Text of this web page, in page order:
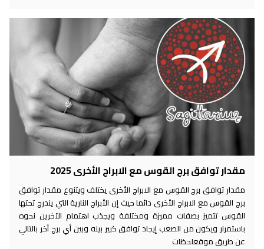
مقدار توافق برج القوس مع الابراج الأخرى 2025
مقدار توافق برج القوس مع الابراج الأخرى يختلف ويتنوع مقدار توافق
برج القوس مع الابراج الأخرى دائما حيث إن الأبراج النارية التي يندرج تحتها
القوس تتميز بصفات مميزة ومختلفة ويجذب اهتمام الآخرين نحوه
باستمرار ويكون من الصعب إيجاد توافق كبير بينه وبين أي برج آخر بالتالي
عن طريق موقعلحظات